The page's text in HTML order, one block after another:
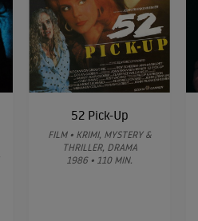
52 Pick-Up
FILM • KRIMI, MYSTERY &
THRILLER, DRAMA
1986 • 110 MIN.